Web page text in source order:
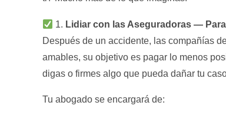
1. Lidiar con las Aseguradoras —
Después de un accidente, las compañías
amables, su objetivo es pagar lo menos
digas o firmes algo que pueda dañar tu
Tu abogado se encargará de: